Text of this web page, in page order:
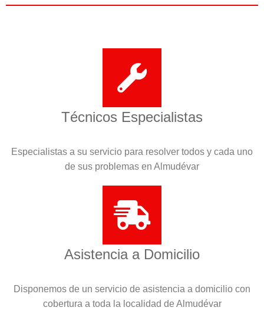
Técnicos Especialistas
Especialistas a su servicio para resolver todos y cada uno
de sus problemas en Almudévar
Asistencia a Domicilio
Disponemos de un servicio de asistencia a domicilio con
cobertura a toda la localidad de Almudévar